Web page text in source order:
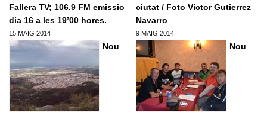
Cultura
Valencianisme
Politica
Opinio
Programa Politic d'Accio Nacionalista Valenciana
Formacio per a valencianistes
Formacio dirigents
Formacio complementaria
Normes d'El Puig
Documents
Videos
Zona privada
Usuari*
Contrasenya*
Contactar
Afilia't
Cursos IEV
Fallera TV; 106.9 FM emissio
dia 16 a les 19’00 hores.
15 MAIG 2014
ciutat / Foto Victor Gutierrez
Navarro
9 MAIG 2014
Nou Nou